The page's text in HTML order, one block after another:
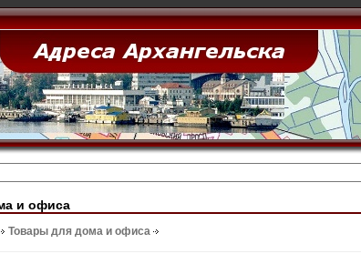
и офиса
Товары для дома и офиса